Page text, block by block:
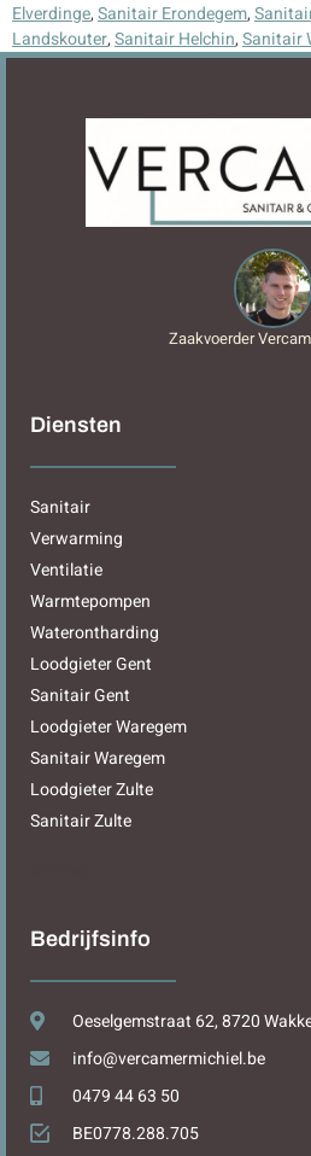
Elverdinge,Sanitair Erondegem,
Landskouter,Sanitair Helchin,Sanitair
Zaakvoerder
Diensten
Sanitair
Verwarming
Ventilatie
Warmtepompen
Waterontharding
Loodgieter Gent
Sanitair Gent
Loodgieter Waregem
Sanitair Waregem
Loodgieter Zulte
Sanitair Zulte
Bedrijfsinfo
Oeselgemstraat 62, 8720
info@vercamermichiel.be
0479 44 63 50
BE0778.288.705